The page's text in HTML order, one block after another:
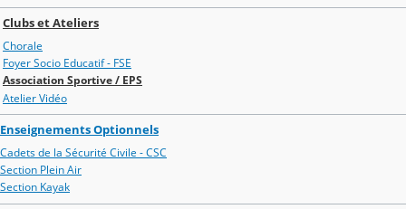
Clubs et Ateliers
Chorale
Foyer Socio Educatif - FSE
Association Sportive / EPS
Atelier Vidéo
Enseignements Optionnels
Cadets de la Sécurité Civile - CSC
Section Plein Air
Section Kayak